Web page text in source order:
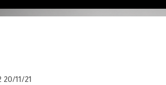
11/21